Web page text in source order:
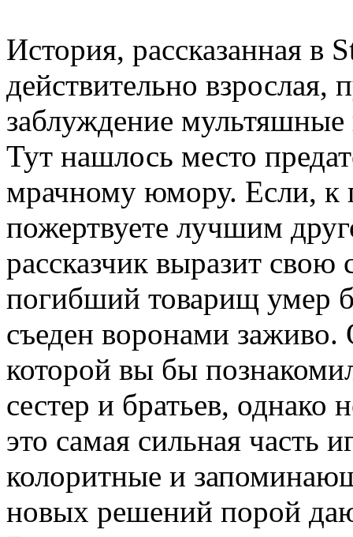
История, рассказанная в
действительно взрослая,
заблуждение
Тут нашлось место
мрачному юмору. Если, к
пожертвуете лучшим
рассказчик выразит свою
погибший товарищ умер
съеден воронами заживо.
которой вы бы
сестер и братьев, однако
это самая сильная часть
колоритные и
новых решений порой